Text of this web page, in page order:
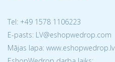
Tel: +49 1578 1106223
E-pasts: LV@eshopwedrop.com
Mājas lapa: www.eshopwedrop.lv